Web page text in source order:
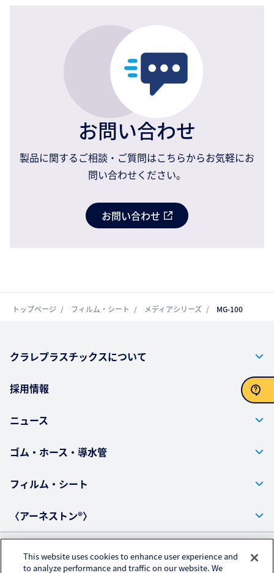
お問い合わせ
製品に関するご相談・ご質問はこちらからお気軽にお
問い合わせください。
お問い合わせ
トップページ フィルム・シート メディアシリーズ MG-100
クラレプラスチックスについて
採用情報
ニュース
ゴム・ホース・導水管
フィルム・シート
〈アーネストン®〉
プライバシーポリシー
This website uses cookies to enhance user experience and
to analyze performance and traffic on our website. We